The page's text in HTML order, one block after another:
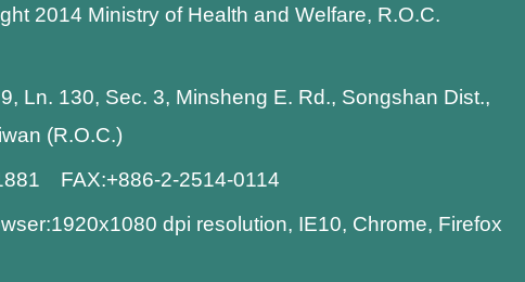
2014 Ministry of Health and Welfare, R.O.C.
Ln. 130, Sec. 3, Minsheng E. Rd., Songshan Dist.,
(R.O.C.)
FAX:+886-2-2514-0114
dpi resolution, IE10, Chrome, Firefox